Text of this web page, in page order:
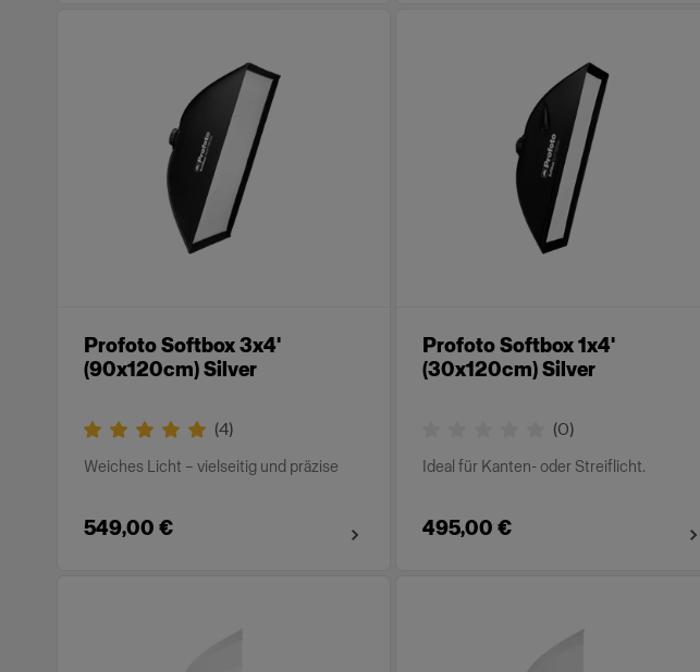
Profoto Softbox 3x4'
(90x120cm) Silver
(4)
Weiches Licht – vielseitig und präzise
549,00 €
Profoto Softbox 1x4'
(30x120cm) Silver
(0)
Ideal für Kanten- oder Streiflicht.
495,00 €